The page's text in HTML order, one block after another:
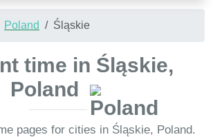
Poland Śląskie
time in Śląskie,
Poland
pages for cities in Śląskie, Poland.